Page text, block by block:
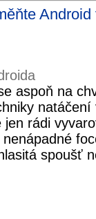
aspoň na
jen rádi
nenápadné
spoušť